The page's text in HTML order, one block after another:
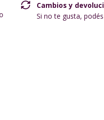
Cambios y
Si no te gusta,